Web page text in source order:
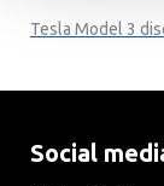
Tesla Model 3
Social